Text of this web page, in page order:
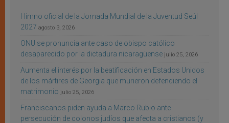
Himno oficial de la Jornada Mundial de la Juventud Seúl
2027 agosto 3, 2026
ONU se pronuncia ante caso de obispo católico
desaparecido por la dictadura nicaragüense julio 25, 2026
Aumenta el interés por la beatificación en Estados Unidos
de los mártires de Georgia que murieron defendiendo el
matrimonio julio 25, 2026
Franciscanos piden ayuda a Marco Rubio ante
persecución de colonos judíos que afecta a cristianos (y